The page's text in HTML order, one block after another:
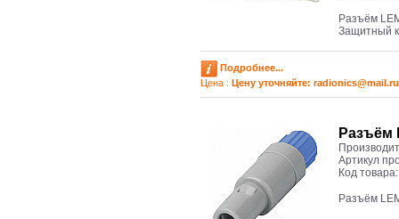
Разъём
Защитный
Подробнее...
Цена : Цену уточняйте: radioniсs@mail.ru
Разъём
Артикул
Код
Разъём